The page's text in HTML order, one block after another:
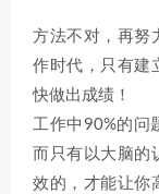
方法不对，再努
作时代，只有建
快做出成绩！
工作中90%的问
而只有以大脑的
效的，才能让你